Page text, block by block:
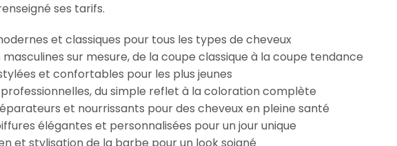
ses tarifs.
et classiques pour tous les types de cheveux
sur mesure, de la coupe classique à la coupe tendance
et confortables pour les plus jeunes
du simple reflet à la coloration complète
et nourrissants pour des cheveux en pleine santé
élégantes et personnalisées pour un jour unique